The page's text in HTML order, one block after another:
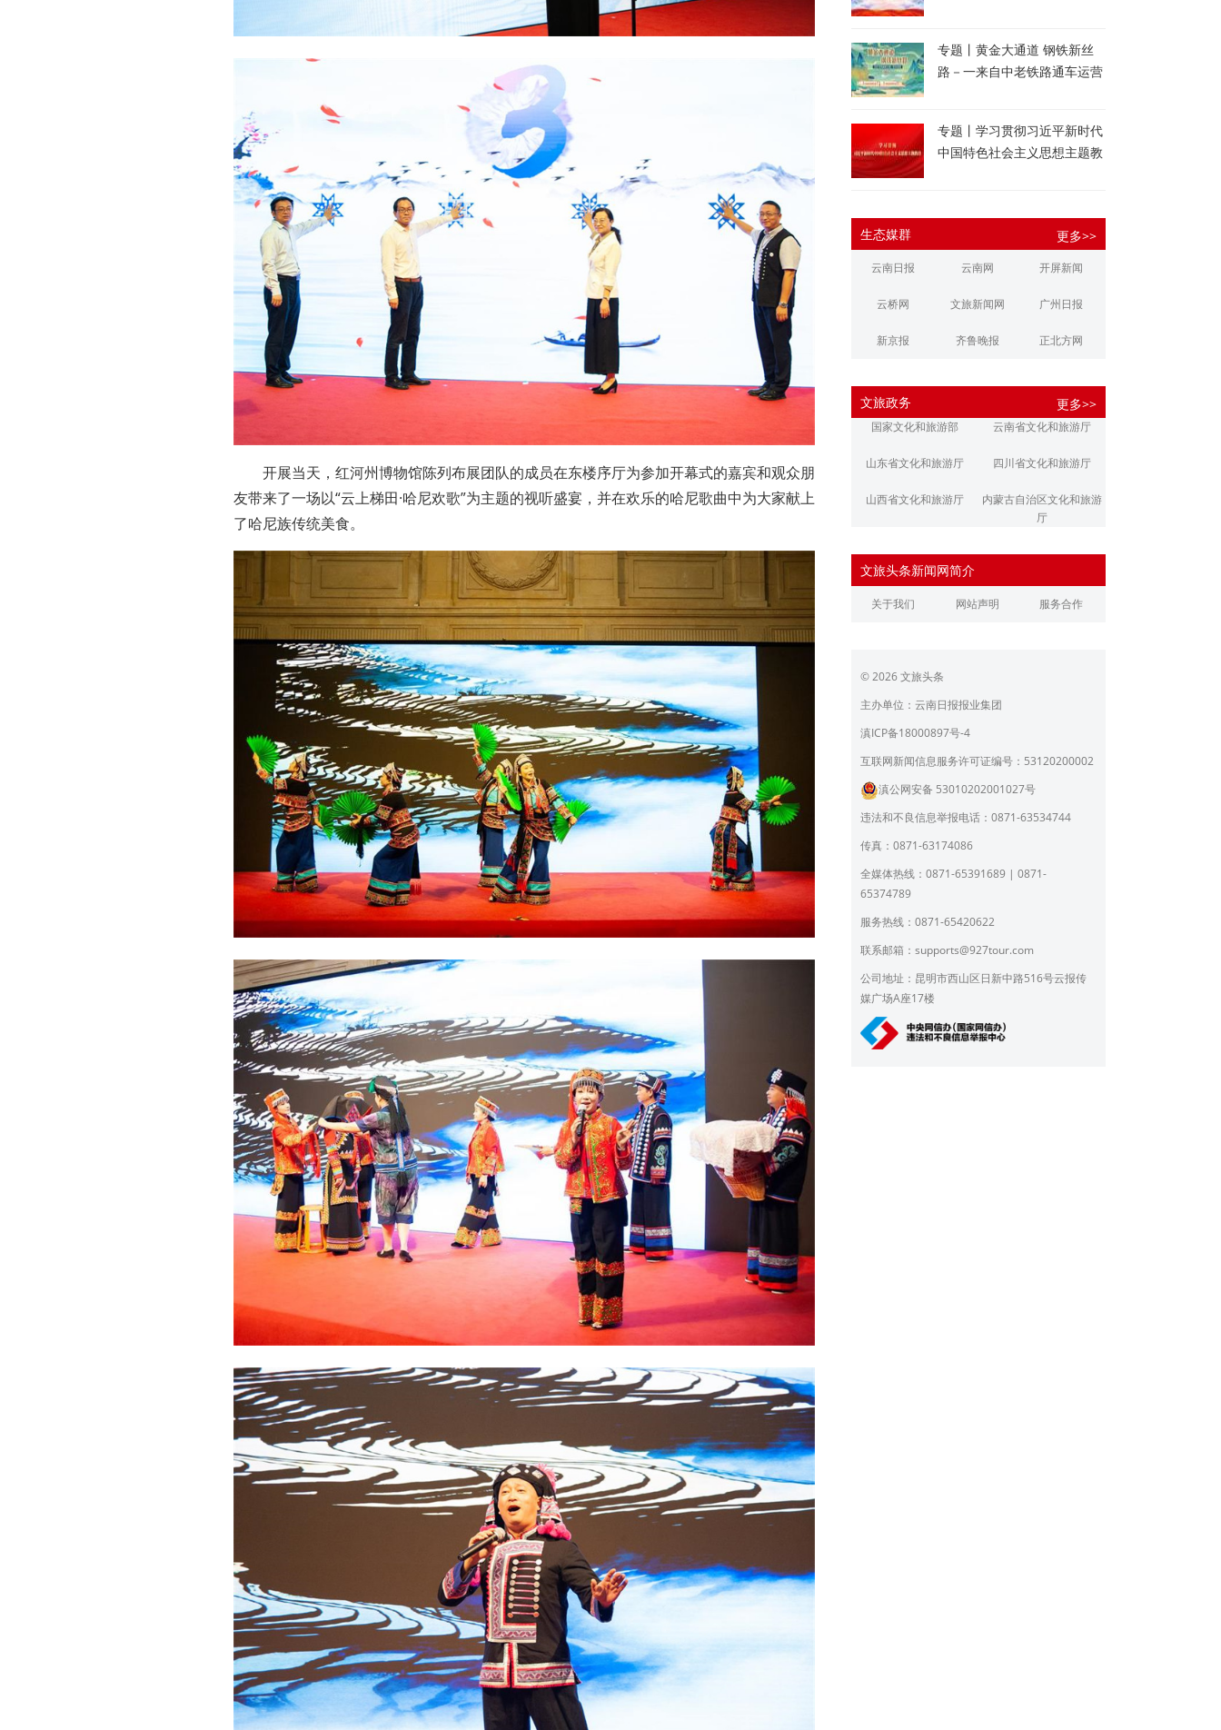
开展当天，红河州博物馆陈列布展团队的成员在东楼序厅为参加开幕式的嘉宾和观众朋
友带来了一场以“云上梯田·哈尼欢歌”为主题的视听盛宴，并在欢乐的哈尼歌曲中为大家献上
了哈尼族传统美食。
专题丨黄金大通道 钢铁新丝
路－一来自中老铁路通车运营
专题丨学习贯彻习近平新时代
中国特色社会主义思想主题教
生态媒群 更多>>
云南日报 云南网 开屏新闻
云桥网 文旅新闻网 广州日报
新京报 齐鲁晚报 正北方网
江南都市报 潇湘晨报
文旅政务 更多>>
国家文化和旅游部 云南省文化和旅游厅
山东省文化和旅游厅 四川省文化和旅游厅
山西省文化和旅游厅
内蒙古自治区文化和旅游
厅
浙江省文化和旅游厅
江西省文化和旅游厅 河南省文化和旅游厅
广东省文化和旅游厅
育厅
陕西省文化和旅游厅 甘肃省文化和旅游厅
青海省文化和旅游厅
宁夏回族自治区文化和旅
北京市文旅局
上海市文化和旅游局
员会
文旅头条新闻网简介
关于我们 网站声明 服务合作
© 2026 文旅头条
主办单位：云南日报报业集团
滇ICP备18000897号-4
互联网新闻信息服务许可证编号：53120200002
滇公网安备 53010202001027号
违法和不良信息举报电话：0871-63534744
传真：0871-63174086
全媒体热线：0871-65391689 | 0871-
65374789
服务热线：0871-65420622
联系邮箱： supports@927tour.com
公司地址：昆明市西山区日新中路516号云报传
媒广场A座17楼